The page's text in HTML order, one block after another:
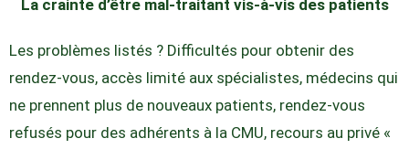
La crainte d’être mal-traitant vis-à-vis des patients
Les problèmes listés ? Difficultés pour obtenir des
rendez-vous, accès limité aux spécialistes, médecins qui
ne prennent plus de nouveaux patients, rendez-vous
refusés pour des adhérents à la CMU, recours au privé «